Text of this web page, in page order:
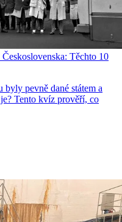
Těchto 10
pevně dané státem a
Tento kvíz prověří, co